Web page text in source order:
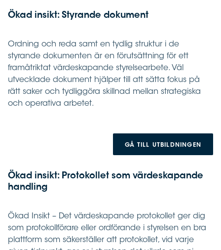
Ökad insikt: Styrande dokument
Ordning och reda samt en tydlig struktur i de
styrande dokumenten är en förutsättning för ett
framåtriktat värdeskapande styrelsearbete. Väl
utvecklade dokument hjälper till att sätta fokus på
rätt saker och tydliggöra skillnad mellan strategiska
och operativa arbetet.
GÅ TILL UTBILDNINGEN
Ökad insikt: Protokollet som värdeskapande
handling
Ökad Insikt – Det värdeskapande protokollet ger dig
som protokollförare eller ordförande i styrelsen en bra
plattform som säkerställer att protokollet, vid varje